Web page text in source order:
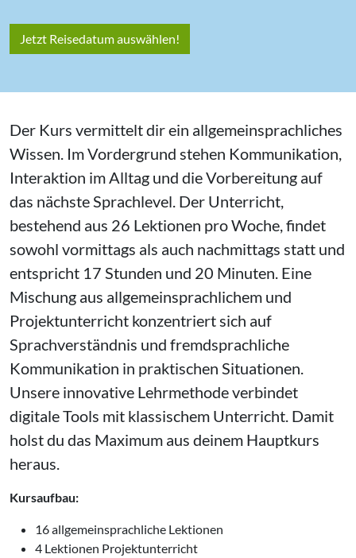
Jetzt Reisedatum auswählen!
Der Kurs vermittelt dir ein allgemeinsprachliches
Wissen. Im Vordergrund stehen Kommunikation,
Interaktion im Alltag und die Vorbereitung auf
das nächste Sprachlevel. Der Unterricht,
bestehend aus 26 Lektionen pro Woche, findet
sowohl vormittags als auch nachmittags statt und
entspricht 17 Stunden und 20 Minuten. Eine
Mischung aus allgemeinsprachlichem und
Projektunterricht konzentriert sich auf
Sprachverständnis und fremdsprachliche
Kommunikation in praktischen Situationen.
Unsere innovative Lehrmethode verbindet
digitale Tools mit klassischem Unterricht. Damit
holst du das Maximum aus deinem Hauptkurs
heraus.
Kursaufbau:
16 allgemeinsprachliche Lektionen
4 Lektionen Projektunterricht